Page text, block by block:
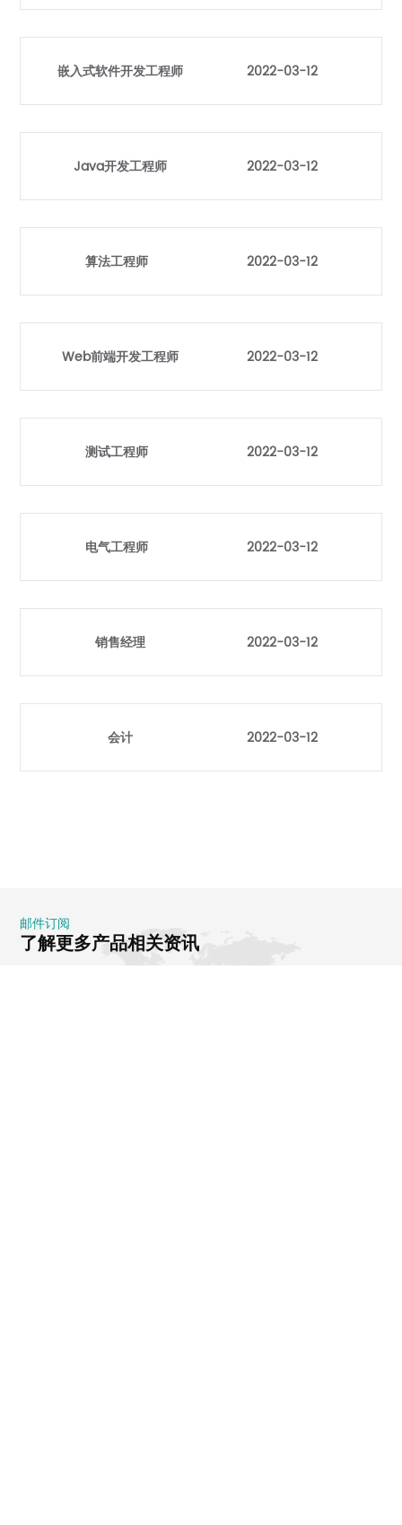
嵌入式软件开发工程师 2022-03-12
Java开发工程师 2022-03-12
算法工程师 2022-03-12
Web前端开发工程师 2022-03-12
测试工程师 2022-03-12
电气工程师 2022-03-12
销售经理 2022-03-12
会计 2022-03-12
邮件订阅
了解更多产品相关资讯